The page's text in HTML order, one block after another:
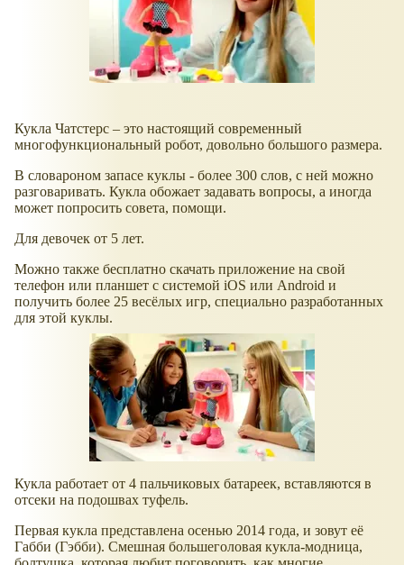
Кукла Чатстерс – это настоящий современный
многофункциональный робот, довольно большого размера.
В словароном запасе куклы - более 300 слов, с ней можно
разговаривать. Кукла обожает задавать вопросы, а иногда
может попросить совета, помощи.
Для девочек от 5 лет.
Можно также бесплатно скачать приложение на свой
телефон или планшет с системой iOS или Android и
получить более 25 весёлых игр, специально разработанных
для этой куклы.
Кукла работает от 4 пальчиковых батареек, вставляются в
отсеки на подошвах туфель.
Первая кукла представлена осенью 2014 года, и зовут её
Габби (Гэбби). Смешная большеголовая кукла-модница,